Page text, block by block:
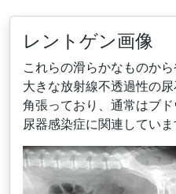
レントゲン画像
これらの滑らかなものか
大きな放射線不透過性の
角張っており、通常はブ
尿器感染症に関連していま